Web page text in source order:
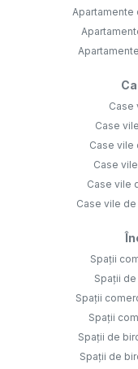
Apartamente
Case
Case
Case vile
Case
Case vile
Case vile
Spații
Spații
Spații
Spații
Spații de
Spații de